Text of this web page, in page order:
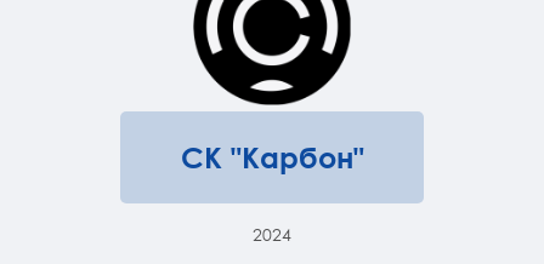
СК "Карбон"
2024